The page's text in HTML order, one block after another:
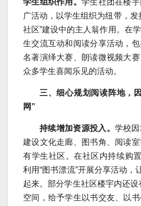
学生组织作用。 学生社团在楼
广活动，以学生组织为纽带，发
社区”建设中的主人翁作用。在
生交流互动和阅读分享活动，包
名著演绎大赛、朗读微视频大
众多学生喜闻乐见的活动。
三、细心规划阅读阵地，
网”
持续增加资源投入。 学校
建设文化走廊、图书角、阅读
有学生社区。在社区内持续购置
利用“图书漂流”开展分享活动，
起来。部分学生社区楼宇内还设
空间，给予学生以书交友、以